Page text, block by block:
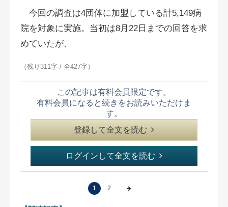
今回の調査は4団体に加盟している計5,149病
院を対象に実施。当初は8月22日までの回答を求
めていたが、
（残り311字 / 全427字）
この記事は有料会員限定です。
有料会員になると続きをお読みいただけま
す。
登録して全文を読む
ログインして全文を読む
1 2